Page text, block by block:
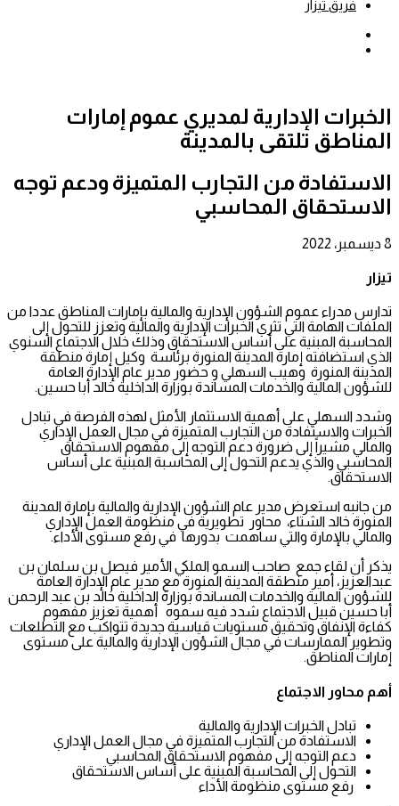
فريق تيزار
الخبرات الإدارية لمديري عموم إمارات
المناطق تلتقى بالمدينة
الاستفادة من التجارب المتميزة ودعم توجه
الاستحقاق المحاسبي
8 ديسمبر، 2022
تيزار
تدارس مدراء عموم الشؤون الإدارية والمالية بإمارات المناطق عددا من
الملفات الهامة التي تثري الخبرات الإدارية والمالية وتعزز للتحول إلى
المحاسبة المبنية على أساس الاستحقاق وذلك خلال الاجتماع السنوي
الذي استضافته إمارة المدينة المنورة برئاسة وكيل إمارة منطقة
المدينة المنورة وهيب السهلي و حضور مدير عام الإدارة العامة
للشؤون المالية والخدمات المساندة بوزارة الداخلية خالد أبا حسين.
وشدد السهلي على أهمية الاستثمار الأمثل لهذه الفرصة في تبادل
الخبرات والاستفادة من التجارب المتميزة في مجال العمل الإداري
والمالي مشيراً إلى ضرورة دعم التوجه إلى مفهوم الاستحقاق
المحاسبي والذي يدعم التحول إلى المحاسبة المبنية على أساس
الاستحقاق.
من جانبه استعرض مدير عام الشؤون الإدارية والمالية بإمارة المدينة
المنورة خالد الشتاء، محاور تطويرية في منظومة العمل الإداري
والمالي بالإمارة والتي ساهمت بدورها في رفع مستوى الأداء.
يذكر أن لقاء جمع صاحب السمو الملكي الأمير فيصل بن سلمان بن
عبدالعزيز، أمير منطقة المدينة المنورة مع مدير عام الإدارة العامة
للشؤون المالية والخدمات المساندة بوزارة الداخلية خالد بن عبد الرحمن
أبا حسين قبيل الاجتماع شدد فيه سموه أهمية تعزيز مفهوم
كفاءة الإنفاق وتحقيق مستويات قياسية جديدة تتواكب مع التطلعات
وتطوير الممارسات في مجال الشؤون الإدارية والمالية على مستوى
إمارات المناطق.
أهم محاور الاجتماع
تبادل الخبرات الإدارية والمالية
الاستفادة من التجارب المتميزة في مجال العمل الإداري
دعم التوجه إلى مفهوم الاستحقاق المحاسبي
التحول إلى المحاسبة المبنية على أساس الاستحقاق
رفع مستوى منظومة الأداء